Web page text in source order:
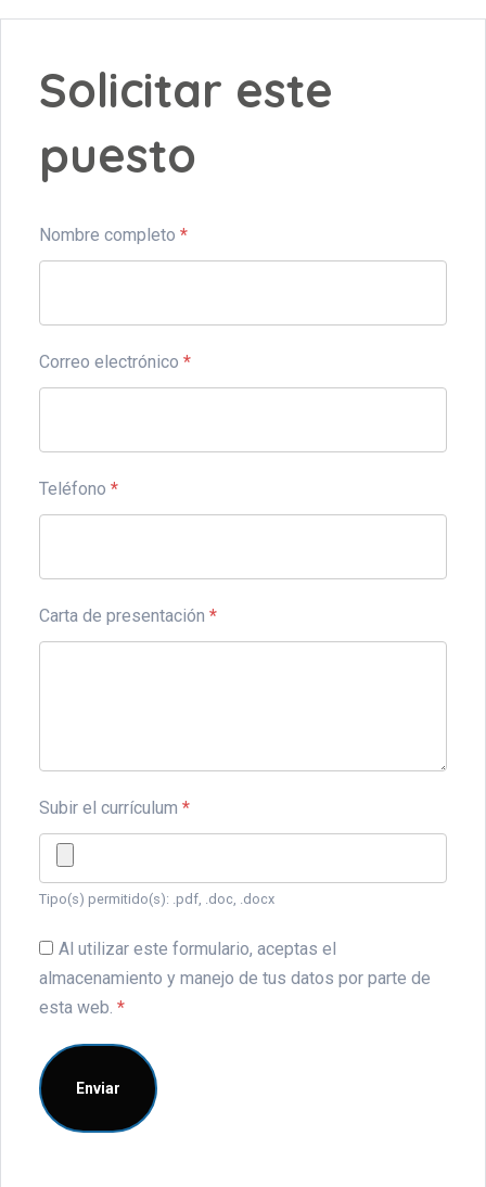
Solicitar este
puesto
Nombre completo *
Correo electrónico *
Teléfono *
Carta de presentación *
Subir el currículum *
Tipo(s) permitido(s): .pdf, .doc, .docx
Al utilizar este formulario, aceptas el
almacenamiento y manejo de tus datos por parte de
esta web. *